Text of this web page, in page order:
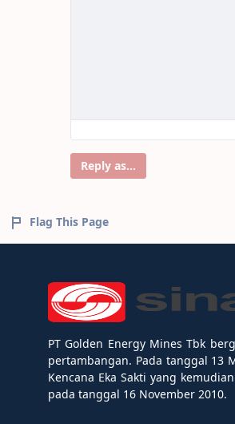
Reply as...
Flag This Page
PT Golden Energy Mines Tbk
pertambangan. Pada tanggal 13
Kencana Eka Sakti yang
pada tanggal 16 November 2010.